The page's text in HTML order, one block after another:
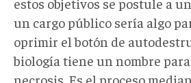
un cargo público sería algo
oprimir el botón de
biología tiene un nombre
necrosis. Es el proceso